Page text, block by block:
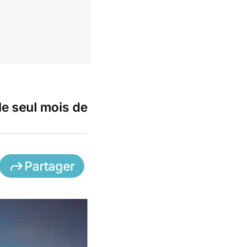
seul mois de
Partager